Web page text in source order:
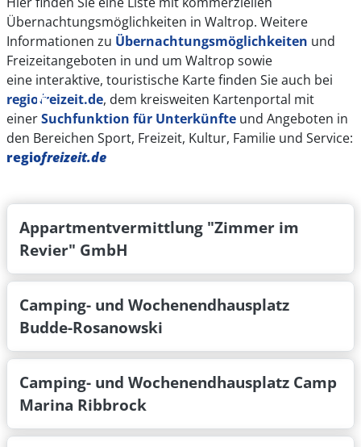
Ver- und Entsorgungsmöglichkeiten sind nicht
vorhanden.
Der Google-Maps-Code lautet:JCH4+3Q Waltrop
Lageplan Wohnmobilstellplatz
(PDF, 82.96 KB)
Standort des Wohnmobilstellplatzes bei
Übernachtungsmöglichkeiten in Waltrop. Weitere
Informationen zu Übernachtungsmöglichkeiten und
Freizeitangeboten in und um Waltrop sowie
eine interaktive, touristische Kartefinden Sie auch bei
regiofreizeit.de, dem kreisweiten Kartenportal mit
einerSuchfunktion für Unterkünfte und Angeboten in
den Bereichen Sport, Freizeit, Kultur, Familie und Service:
regiofreizeit.de
Appartmentvermittlung "Zimmer im
Revier" GmbH
Camping- und Wochenendhausplatz
Budde-Rosanowski
Camping- und Wochenendhausplatz Camp
Marina Ribbrock